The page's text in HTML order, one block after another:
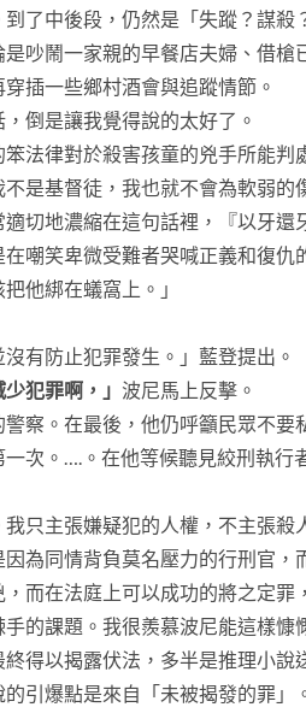
中後段，仍然是「失蹤？謀殺
吵鬧一家親的早餐店夫婦、借
插一些鄉村酒會與追蹤情節。
是讓我覺得說的太好了。
律對於殺害孩童的兇手所能判
是基督徒，我也就不會為軟弱的
切地濃縮在這句話裡，『以牙
嘲笑卑微受難者哭喊正義和復
他綁在蟻窩上。」
防止犯罪發生。」藍登提出。
犯罪啊，」 波尼馬上反擊。
。在最後，他仍呼籲民眾不要
次。….。在他等候聽見絞刑執行
主張嫌疑犯的人權，不主張殺
為同情背負莫名壓力的行刑官
而在法庭上可以成功的將之定
的課題。我很羨慕波尼能這樣
得以揭露伏法，多半是推理小說
爆點是來自「未被揭發的罪」